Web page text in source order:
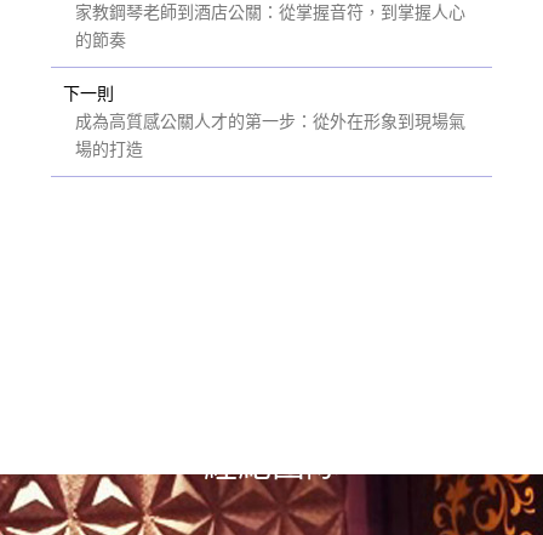
家教鋼琴老師到酒店公關：從掌握音符，到掌握人心
的節奏
下一則
成為高質感公關人才的第一步：從外在形象到現場氣
場的打造
經紀團隊